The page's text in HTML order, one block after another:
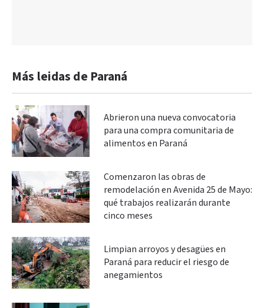
Más leidas de Paraná
Abrieron una nueva convocatoria
para una compra comunitaria de
alimentos en Paraná
Comenzaron las obras de
remodelación en Avenida 25 de Mayo:
qué trabajos realizarán durante
cinco meses
Limpian arroyos y desagües en
Paraná para reducir el riesgo de
anegamientos